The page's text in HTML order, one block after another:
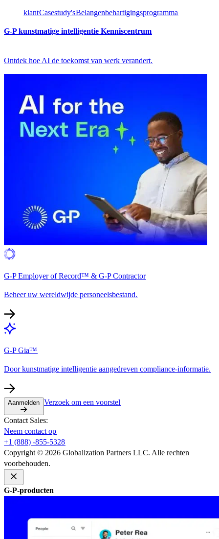
klant​​Casestudy's​​Belangenbehartigingsprogramma​​
G-P kunstmatige intelligentie Kenniscentrum​​
Ontdek hoe AI de toekomst van werk verandert.​​
G-P Employer of Record™ & G-P Contractor​​
Beheer uw wereldwijde personeelsbestand.​​
G-P Gia™​​
Door kunstmatige intelligentie aangedreven compliance-informatie.​​
Aanmelden​​ Verzoek om een voorstel​​
Contact Sales:​​
Neem contact op​​
+1 (888) -855-5328​​
Copyright © 2026 Globalization Partners LLC. Alle rechten
voorbehouden.​​
G-P-producten​​